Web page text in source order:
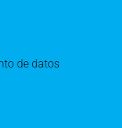
de datos